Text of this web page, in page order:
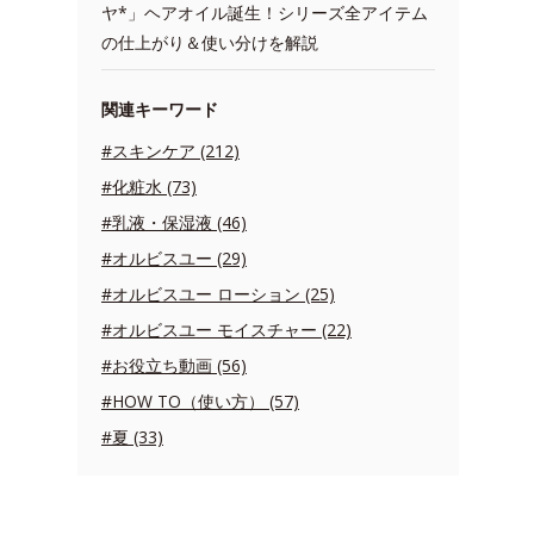
ヤ*」ヘアオイル誕生！シリーズ全アイテム
の仕上がり＆使い分けを解説
関連キーワード
#スキンケア (212)
#化粧水 (73)
#乳液・保湿液 (46)
#オルビスユー (29)
#オルビスユー ローション (25)
#オルビスユー モイスチャー (22)
#お役立ち動画 (56)
#HOW TO（使い方） (57)
#夏 (33)